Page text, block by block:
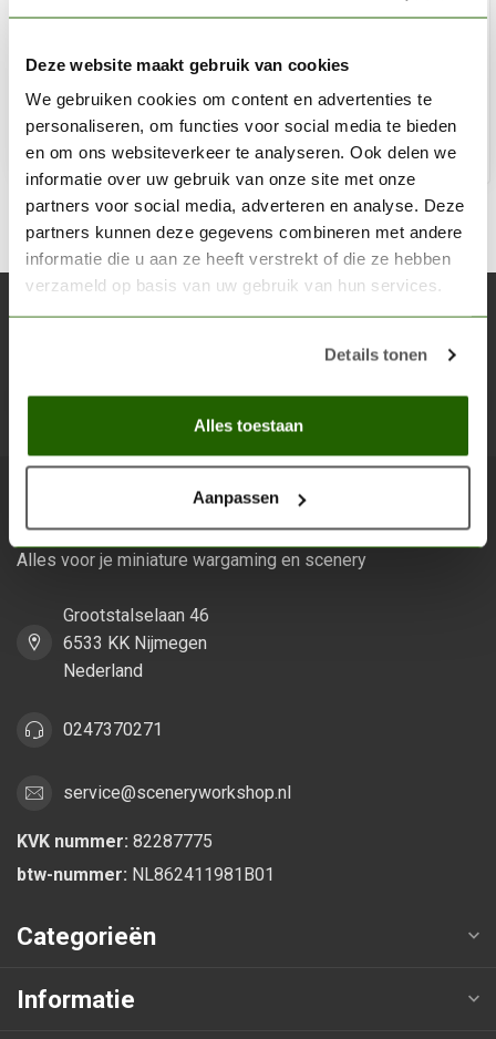
Deze website maakt gebruik van cookies
We gebruiken cookies om content en advertenties te
personaliseren, om functies voor social media te bieden
en om ons websiteverkeer te analyseren. Ook delen we
informatie over uw gebruik van onze site met onze
partners voor social media, adverteren en analyse. Deze
partners kunnen deze gegevens combineren met andere
informatie die u aan ze heeft verstrekt of die ze hebben
verzameld op basis van uw gebruik van hun services.
Details tonen
Alles toestaan
Aanpassen
Night Lords Blue - Base Paint - 12ml - 21-42
€3,60
Niet op voorraad
Abonneer je op onze nieuwsbrief
Blijf op de hoogte over onze laatste acties
Scenery Workshop BV
Alles voor je miniature wargaming en scenery
Grootstalselaan 46
6533 KK Nijmegen
Nederland
0247370271
service@sceneryworkshop.nl
KVK nummer: 82287775
btw-nummer: NL862411981B01
Categorieën
Informatie